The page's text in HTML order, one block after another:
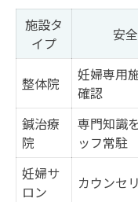
施設タ
イプ
安
整体院
妊婦専用
確認
鍼治療
院
専門知識
ッフ常駐
妊婦サ
ロン
カウンセ